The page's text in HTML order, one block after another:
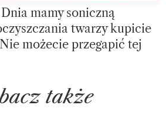
mamy soniczną
twarzy kupicie
możecie przegapić tej
także